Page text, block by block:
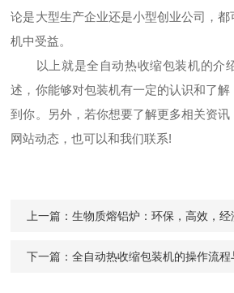
论是大型生产企业还是小型创业公司，
机中受益。
以上就是全自动热收缩包装机的介
述，你能够对包装机有一定的认识和了
到你。另外，若你想要了解更多相关资
网站动态，也可以和我们联系!
上一篇：生物质熔铝炉：环保，高效，
下一篇：全自动热收缩包装机的操作流程